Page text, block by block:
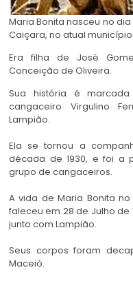
Maria Bonita nasceu no dia
Caiçara, no atual
Era filha de José
Conceição de Oliveira.
Sua história é
cangaceiro Virgulino
Lampião.
Ela se tornou a
década de 1930, e foi a
grupo de cangaceiros.
A vida de Maria Bonita
faleceu em 28 de Julho
junto com Lampião.
Seus corpos foram
Maceió.